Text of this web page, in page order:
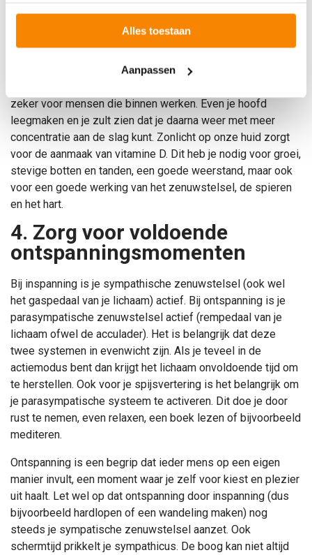
Alles toestaan
Aanpassen
3. Ga iedere dag naar buiten
Geniet heerlijk buiten van de natuur en de frisse lucht. Een
zeker voor mensen die binnen werken. Even je hoofd
leegmaken en je zult zien dat je daarna weer met meer
concentratie aan de slag kunt. Zonlicht op onze huid zorgt
voor de aanmaak van vitamine D. Dit heb je nodig voor groei,
stevige botten en tanden, een goede weerstand, maar ook
voor een goede werking van het zenuwstelsel, de spieren
en het hart.
4. Zorg voor voldoende
ontspanningsmomenten
Bij inspanning is je sympathische zenuwstelsel (ook wel
het gaspedaal van je lichaam) actief. Bij ontspanning is je
parasympatische zenuwstelsel actief (rempedaal van je
lichaam ofwel de acculader). Het is belangrijk dat deze
twee systemen in evenwicht zijn. Als je teveel in de
actiemodus bent dan krijgt het lichaam onvoldoende tijd om
te herstellen. Ook voor je spijsvertering is het belangrijk om
je parasympatische systeem te activeren. Dit doe je door
rust te nemen, even relaxen, een boek lezen of bijvoorbeeld
mediteren.
Ontspanning is een begrip dat ieder mens op een eigen
manier invult, een moment waar je zelf voor kiest en plezier
uit haalt. Let wel op dat ontspanning door inspanning (dus
bijvoorbeeld hardlopen of een wandeling maken) nog
steeds je sympatische zenuwstelsel aanzet. Ook
schermtijd prikkelt je sympathicus. De boog kan niet altijd